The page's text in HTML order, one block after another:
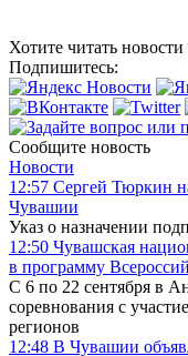
Хотите читать
Подпишитесь:
Сообщите новость
Новости
12:57 Сергей Тюркин
Чувашии
Указ о назначении
12:50 Чувашская
в программу
С 6 по 22 сентября в
соревнования с
регионов
12:48 В Чувашии